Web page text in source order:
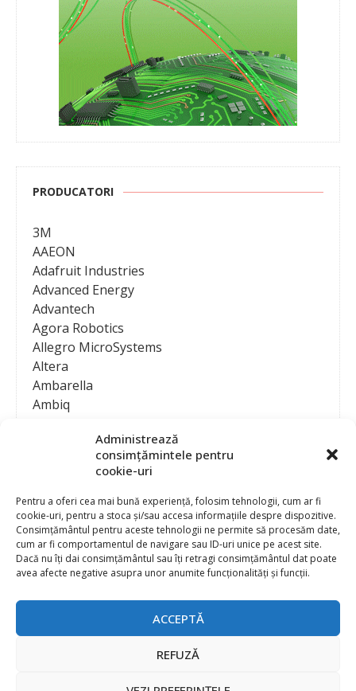
Administrează
consimțămintele pentru
cookie-uri
Pentru a oferi cea mai bună experiență, folosim tehnologii, cum ar fi
cookie-uri, pentru a stoca și/sau accesa informațiile despre dispozitive.
Consimțământul pentru aceste tehnologii ne permite să procesăm date,
cum ar fi comportamentul de navigare sau ID-uri unice pe acest site.
Dacă nu îți dai consimțământul sau îți retragi consimțământul dat poate
avea afecte negative asupra unor anumite funcționalități și funcții.
ACCEPTĂ
REFUZĂ
PRODUCATORI
3M
AAEON
Adafruit Industries
Advanced Energy
Advantech
Agora Robotics
Allegro MicroSystems
Altera
Ambarella
Ambiq
Analog Devices
Anritsu Corporation
Ansys
APS
Arduino
Arm
Asentics
ATEN International
Contact
Publicitate
Abonament la revista “Electronica Azi”